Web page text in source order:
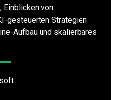
Einblicken von
gesteuerten Strategien
Aufbau und skalierbares